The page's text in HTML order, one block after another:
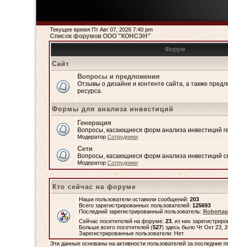
Текущее время Пт Авг 07, 2026 7:40 pm
Список форумов ООО "КОНСЭН"
Форум
Сайт
Вопросы и предложения
Отзывы о дизайне и контенте сайта, а также
ресурса.
Формы для анализа инвестиций
Генерация
Вопросы, касающиеся форм анализа инвестиций
Модератор Сотрудники
Сети
Вопросы, касающиеся форм анализа инвестиций
Модератор Сотрудники
Кто сейчас на форуме
Наши пользователи оставили сообщений: 203
Всего зарегистрированных пользователей: 125693
Последний зарегистрированный пользователь:
Сейчас посетителей на форуме: 23, из них
Больше всего посетителей (527) здесь было Чт Окт 23,
Зарегистрированные пользователи: Нет
Эти данные основаны на активности пользователей за последние